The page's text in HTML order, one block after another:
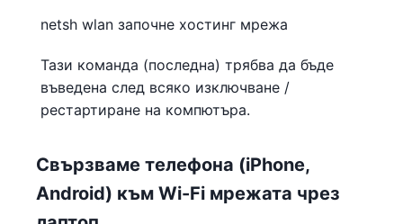
netsh wlan започне хостинг мрежа
Тази команда (последна) трябва да бъде
въведена след всяко изключване /
рестартиране на компютъра.
Свързваме телефона (iPhone,
Android) към Wi-Fi мрежата чрез